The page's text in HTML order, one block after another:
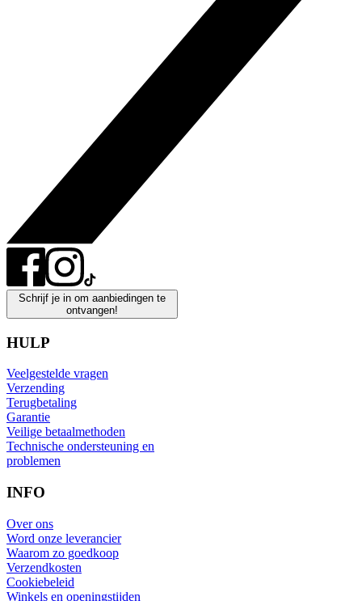
Schrijf je in om aanbiedingen te
ontvangen!
HULP
Veelgestelde vragen
Verzending
Terugbetaling
Garantie
Veilige betaalmethoden
Technische ondersteuning en
problemen
INFO
Over ons
Word onze leverancier
Waarom zo goedkoop
Verzendkosten
Cookiebeleid
Winkels en openingstijden